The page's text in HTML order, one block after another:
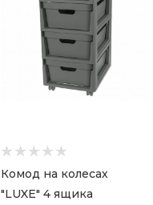
Комод на колесах
"LUXE" 4 ящика